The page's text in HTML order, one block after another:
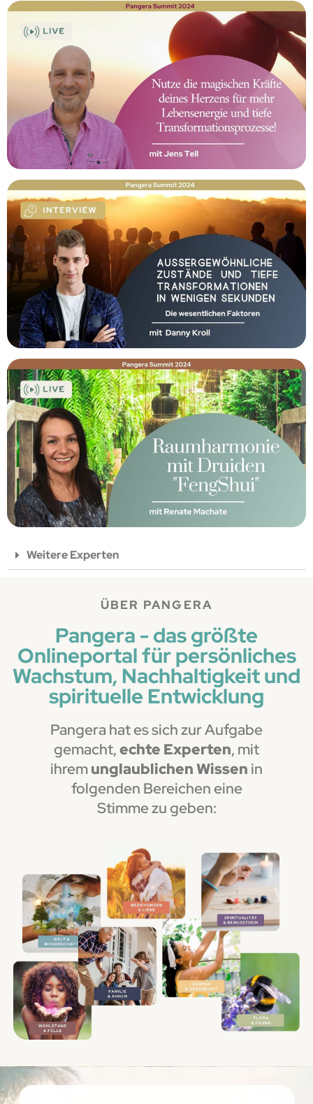
Weitere Experten
ÜBER PANGERA
Pangera - das größte
Onlineportal für persönliches
Wachstum, Nachhaltigkeit und
spirituelle Entwicklung
Pangera hat es sich zur Aufgabe
gemacht,echte Experten, mit
ihremunglaublichen Wissen in
folgenden Bereichen eine
Stimme zu geben: